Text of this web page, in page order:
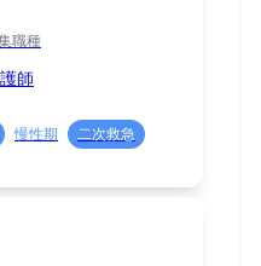
職種
師
慢性期
二次救急